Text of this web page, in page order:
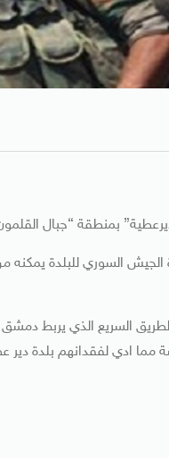
بمنطقة “جبال
الجيش السوري للبلدة
السريع الذي يربط دمشق
مما ادي لفقدانهم بلدة دير